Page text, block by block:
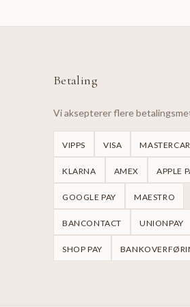
Betaling
Vi aksepterer flere
VIPPS VISA
KLARNA AMEX APPLE
GOOGLE PAY MAESTRO
BANCONTACT UNIONPAY
SHOP PAY